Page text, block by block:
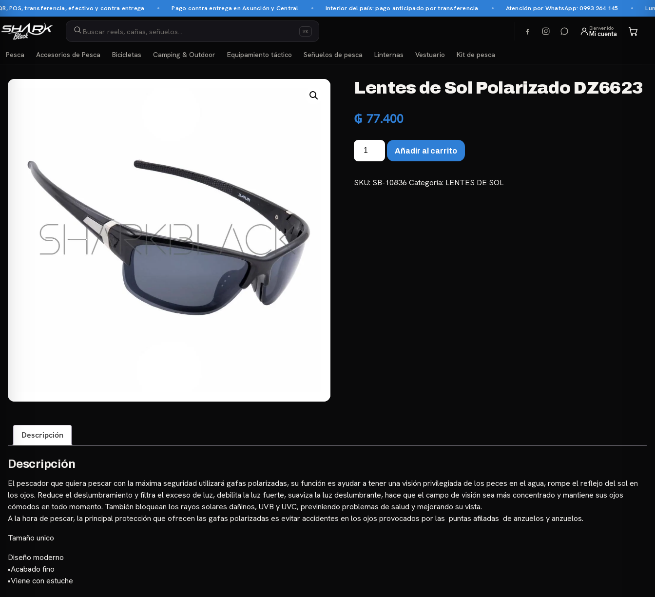
transferencia, efectivo y contra entrega Pago contra entrega en Asunción y Central Interior del país: pago anticipado por transferencia Atención por WhatsApp: 0993 264 145 Lun a
⌘K Bienvenido
Mi cuenta
Pesca Accesorios de Pesca Bicicletas Camping & Outdoor Equipamiento táctico Señuelos de pesca Linternas Vestuario Kit de pesca
Lentes de Sol Polarizado DZ6623
₲ 77.400
Lentes
de
Polarizado
Añadir al carrito
SKU: SB-10836 Categoría: LENTES DE SOL
Descripción
Descripción
El pescador que quiera pescar con la máxima seguridad utilizará gafas polarizadas, su función es ayudar a tener una visión privilegiada de los peces en el agua, rompe el reflejo del sol en
los ojos. Reduce el deslumbramiento y filtra el exceso de luz, debilita la luz fuerte, suaviza la luz deslumbrante, hace que el campo de visión sea más concentrado y mantiene sus ojos
cómodos en todo momento. También bloquean los rayos solares dañinos, UVB y UVC, previniendo problemas de salud y mejorando su vista.
A la hora de pescar, la principal protección que ofrecen las gafas polarizadas es evitar accidentes en los ojos provocados por las puntas afiladas de anzuelos y anzuelos.
Tamaño unico
Diseño moderno
•Acabado fino
•Viene con estuche